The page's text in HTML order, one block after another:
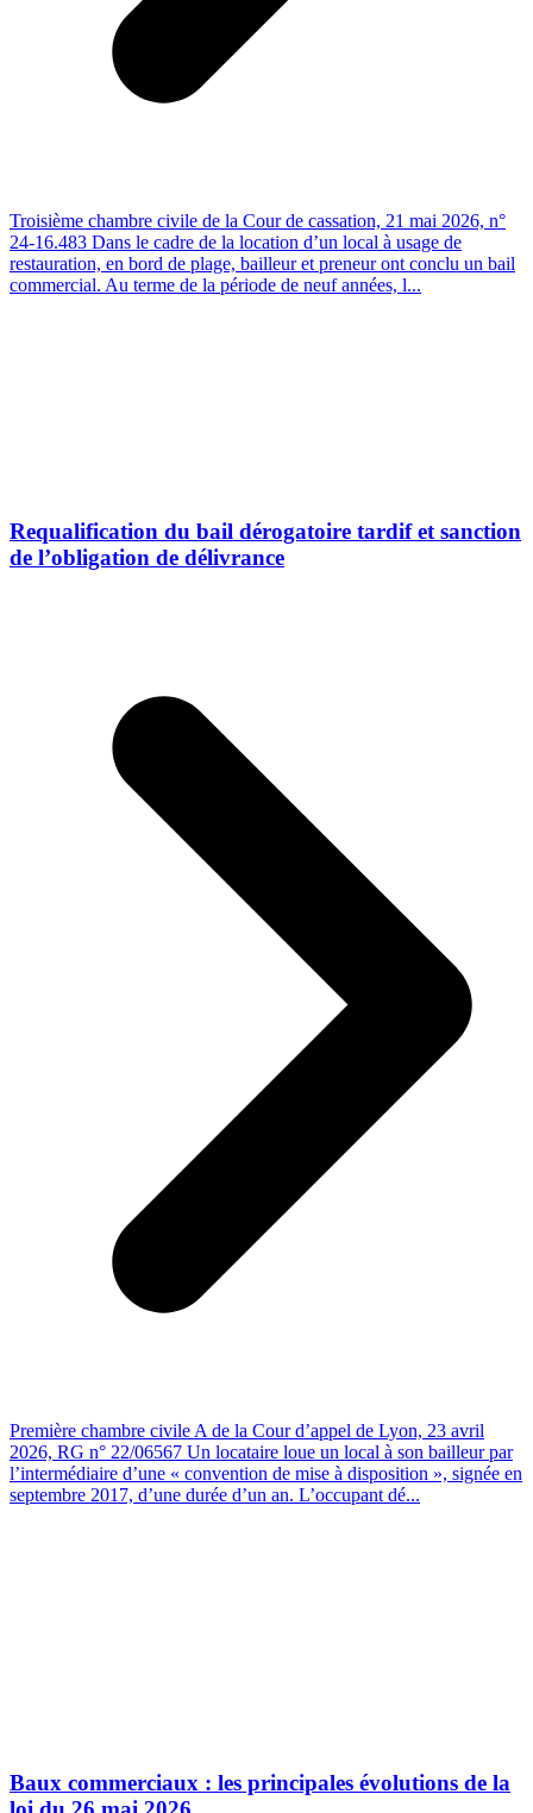
Troisième chambre civile de la Cour de cassation, 21 mai 2026, n°
24-16.483 Dans le cadre de la location d’un local à usage de
restauration, en bord de plage, bailleur et preneur ont conclu un bail
commercial. Au terme de la période de neuf années, l...
Requalification du bail dérogatoire tardif et sanction
de l’obligation de délivrance
Première chambre civile A de la Cour d’appel de Lyon, 23 avril
2026, RG n° 22/06567 Un locataire loue un local à son bailleur par
l’intermédiaire d’une « convention de mise à disposition », signée en
septembre 2017, d’une durée d’un an. L’occupant dé...
Baux commerciaux : les principales évolutions de la